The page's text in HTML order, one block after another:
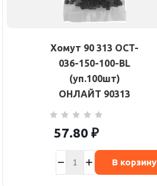
Хомут 90 313 OCT-
036-150-100-BL
(уп.100шт)
ОНЛАЙТ 90313
57.80 ₽
В корзину